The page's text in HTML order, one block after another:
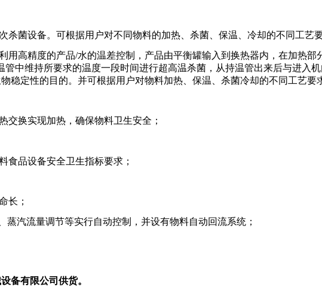
菌设备。可根据用户对不同物料的加热、杀菌、保温、冷却的不同工艺
用高精度的产品/水的温差控制，产品由平衡罐输入到换热器内，在加热部
中维持所要求的温度一段时间进行超高温杀菌，从持温管出来后与进入
稳定性的目的。并可根据用户对物料加热、保温、杀菌冷却的不同工艺要
交换实现加热，确保物料卫生安全；
食品设备安全卫生指标要求；
长；
汽流量调节等实行自动控制，并设有物料自动回流系统；
备有限公司供货。